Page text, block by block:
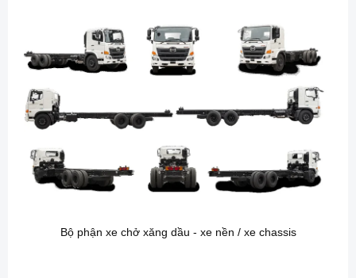
Bộ phận xe chở xăng dầu - xe nền / xe chassis